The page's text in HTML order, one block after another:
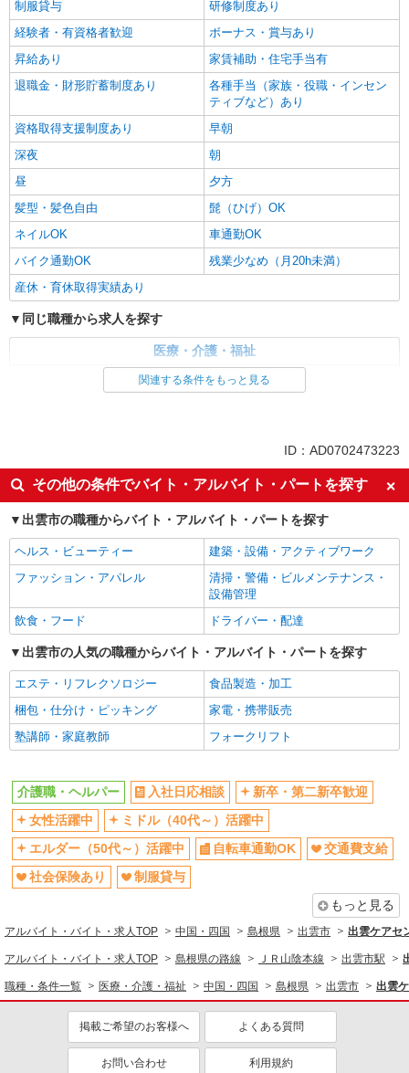
制服貸与
研修制度あり
経験者・有資格者歓迎
ボーナス・賞与あり
昇給あり
家賃補助・住宅手当有
退職金・財形貯蓄制度あり
各種手当（家族・役職・インセン
ティブなど）あり
資格取得支援制度あり
早朝
深夜
朝
昼
夕方
髪型・髪色自由
髭（ひげ）OK
ネイルOK
車通勤OK
バイク通勤OK
残業少なめ（月20h未満）
産休・育休取得実績あり
同じ職種から求人を探す
医療・介護・福祉
社会保険あり
ボーナス・賞与あり
深夜
車通勤OK
産休・育休取得実績あり
関連する条件をもっと見る
ID：AD0702473223
その他の条件でバイト・アルバイト・パートを探す
出雲市の職種からバイト・アルバイト・パートを探す
ヘルス・ビューティー
建築・設備・アクティブワーク
ファッション・アパレル
清掃・警備・ビルメンテナンス・
設備管理
飲食・フード
ドライバー・配達
出雲市の人気の職種からバイト・アルバイト・パートを探す
エステ・リフレクソロジー
食品製造・加工
梱包・仕分け・ピッキング
家電・携帯販売
塾講師・家庭教師
フォークリフト
介護職・ヘルパー 入社日応相談
新卒・第二新卒歓迎
女性活躍中
ミドル（40代～）活躍中
エルダー（50代～）活躍中
自転車通勤OK
交通費支給
社会保険あり
制服貸与
もっと見る
アルバイト・バイト・求人TOP 中国・四国 島根県 出雲市 出雲ケアセ
アルバイト・バイト・求人TOP 島根県の路線 ＪＲ山陰本線 出雲市駅
職種・条件一覧 医療・介護・福祉 中国・四国 島根県 出雲市 出雲
掲載ご希望のお客様へ よくある質問
お問い合わせ 利用規約